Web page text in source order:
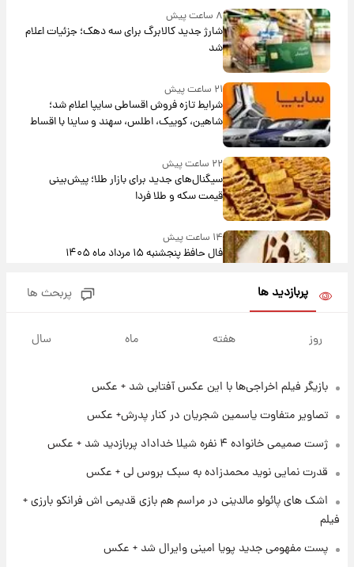
۸ ساعت پیش
شارژ جدید کالابرگ برای سه دهک؛ جزئیات اعلام
شد
۲۱ ساعت پیش
شرایط تازه فروش اقساطی سایپا اعلام شد؛
شاهین، کوییک، اطلس، سهند و ساینا با اقساط
بلندمدت + جدول
۲۲ ساعت پیش
سیگنال‌های جدید برای بازار طلا؛ پیش‌بینی
قیمت سکه و طلا فردا
۱۴ ساعت پیش
فال حافظ پنجشنبه ۱۵ مرداد ماه ۱۴۰۵
۱۶ ساعت پیش
+ جدول
آغاز طرح جدید فروش مشارکت در تولید سایپا؛
پربازدید ها پربحث ها
روز هفته ماه سال
بازیگر فیلم اخراجی‌ها با این عکس آفتابی شد + عکس
تصاویر متفاوت یاسمین شجریان در کنار پدرش+ عکس
ژست صمیمی خانواده ۴ نفره شیلا خداداد پربازدید شد + عکس
قدرت نمایی نوید محمدزاده به سبک بروس لی + عکس
اشک های پائولو مالدینی در مراسم هم بازی قدیمی اش فرانکو بارزی +
فیلم
پست مفهومی جدید پویا امینی وایرال شد + عکس